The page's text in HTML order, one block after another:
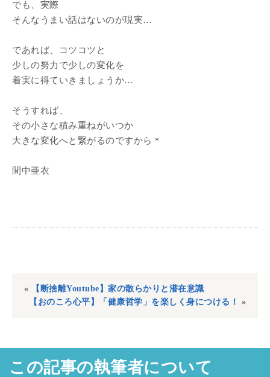
でも、実際
そんなうまい話はないのが現実…
であれば、コツコツと
少しの努力で少しの変化を
着実に得ていきましょうか…
そうすれば、
その小さな積み重ねがいつか
大きな変化へと繋がるのですから＊
間中亜衣
«
【断捨離Youtube】家の散らかりと潜在意識
【おのころ心平】「健康哲学」を楽しく身につける！
»
この記事の執筆者について